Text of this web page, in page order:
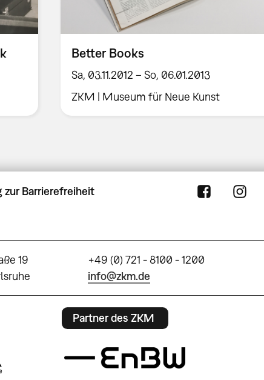
Better Books
Sa, 03.11.2012 – So, 06.01.2013
ZKM | Museum für Neue Kunst
zur Barrierefreiheit
19
+49 (0) 721 - 8100 - 1200
info@zkm.de
Partner des ZKM